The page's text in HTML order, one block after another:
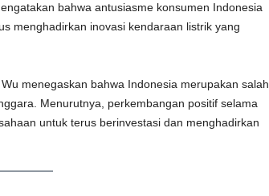
bahwa antusiasme konsumen Indonesia
menghadirkan inovasi kendaraan listrik yang
menegaskan bahwa Indonesia merupakan salah
Menurutnya, perkembangan positif selama
untuk terus berinvestasi dan menghadirkan